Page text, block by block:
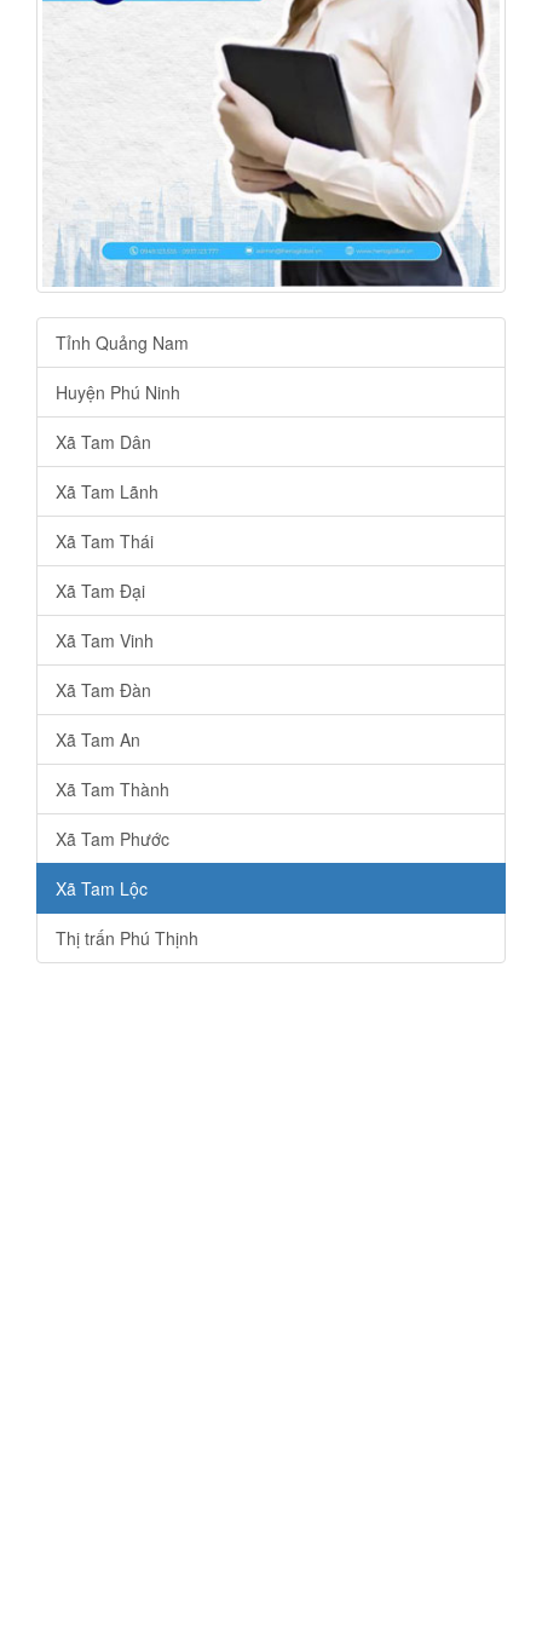
Tỉnh Quảng Nam
Huyện Phú Ninh
Xã Tam Dân
Xã Tam Lãnh
Xã Tam Thái
Xã Tam Đại
Xã Tam Vinh
Xã Tam Đàn
Xã Tam An
Xã Tam Thành
Xã Tam Phước
Xã Tam Lộc
Thị trấn Phú Thịnh